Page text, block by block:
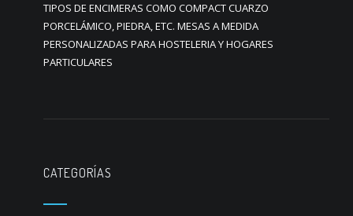
TIPOS DE ENCIMERAS COMO COMPACT CUARZO
PORCELÁMICO, PIEDRA, ETC. MESAS A MEDIDA
PERSONALIZADAS PARA HOSTELERIA Y HOGARES
PARTICULARES
CATEGORÍAS